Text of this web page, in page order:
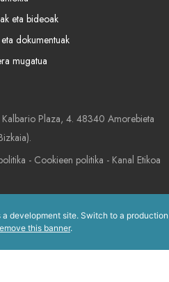
eta bideoak
dokumentuak
mugatua
Plaza, 4. 48340 Amorebieta
- Cookieen politika - Kanal Etikoa
a development site. Switch to a production
this banner.